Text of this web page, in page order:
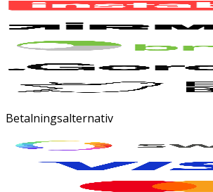
Betalningsalternativ